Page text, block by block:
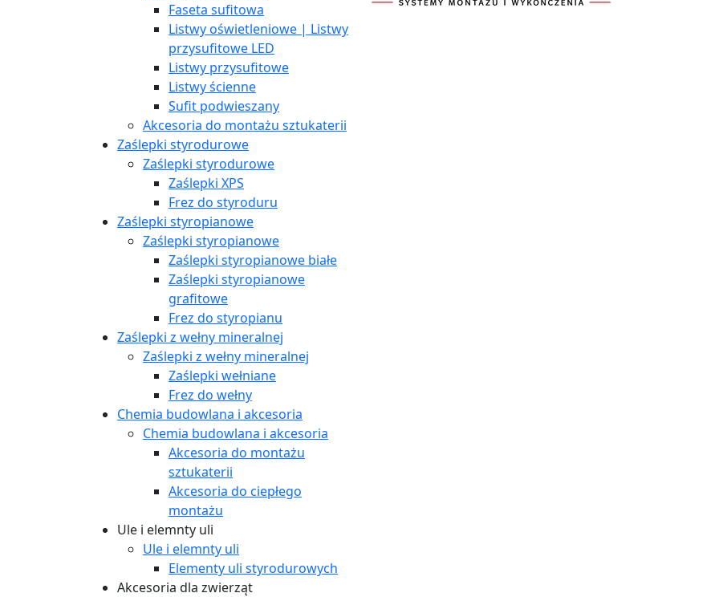
Faseta sufitowa
Listwy oświetleniowe | Listwy
przysufitowe LED
Listwy przysufitowe
Listwy ścienne
Sufit podwieszany
Akcesoria do montażu sztukaterii
Zaślepki styrodurowe
Zaślepki styrodurowe
Zaślepki XPS
Frez do styroduru
Zaślepki styropianowe
Zaślepki styropianowe
Zaślepki styropianowe białe
Zaślepki styropianowe
grafitowe
Frez do styropianu
Zaślepki z wełny mineralnej
Zaślepki z wełny mineralnej
Zaślepki wełniane
Frez do wełny
Chemia budowlana i akcesoria
Chemia budowlana i akcesoria
Akcesoria do montażu
sztukaterii
Akcesoria do ciepłego
montażu
Ule i elemnty uli
Ule i elemnty uli
Elementy uli styrodurowych
Akcesoria dla zwierząt